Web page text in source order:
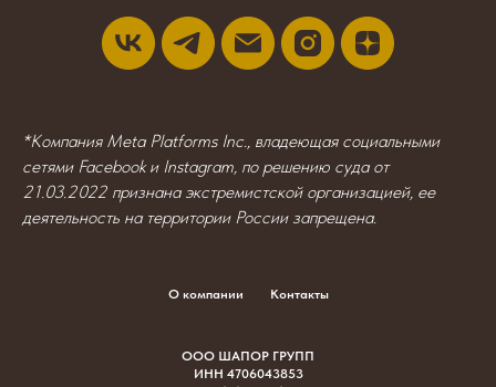
*Компания Meta Platforms Inc., владеющая социальными
сетями Facebook и Instagram, по решению суда от
21.03.2022 признана экстремистской организацией, ее
деятельность на территории России запрещена.
О компании Контакты
ООО ШАПОР ГРУПП
ИНН 4706043853